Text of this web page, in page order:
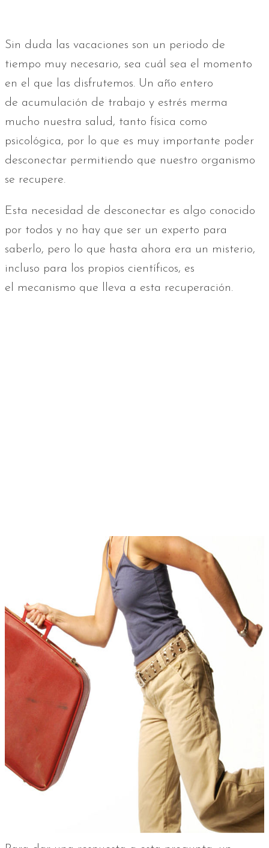
Sin duda las vacaciones son un periodo de
tiempo muy necesario, sea cuál sea el momento
en el que las disfrutemos. Un año entero
de acumulación de trabajo y estrés merma
mucho nuestra salud, tanto física como
psicológica, por lo que es muy importante poder
desconectar permitiendo que nuestro organismo
se recupere.
Esta necesidad de desconectar es algo conocido
por todos y no hay que ser un experto para
saberlo, pero lo que hasta ahora era un misterio,
incluso para los propios científicos, es
el mecanismo que lleva a esta recuperación.